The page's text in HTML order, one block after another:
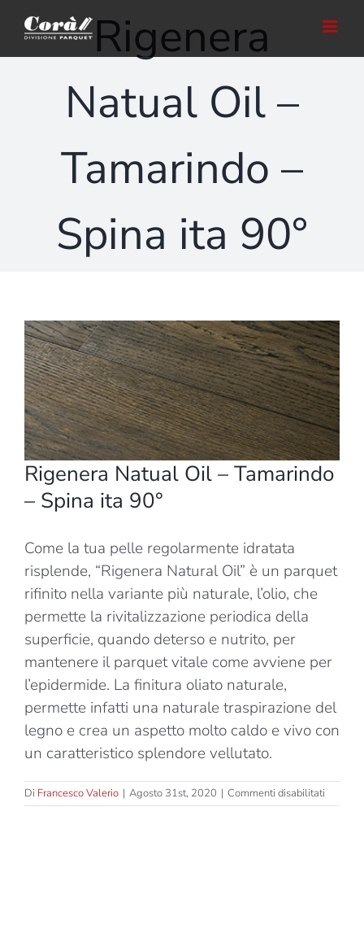
contenuto
Rigenera
Natual Oil –
Tamarindo –
Spina ita 90°
Ingrandisci
immagine
Rigenera Natual Oil – Tamarindo
– Spina ita 90°
Come la tua pelle regolarmente idratata
risplende, “Rigenera Natural Oil” è un parquet
rifinito nella variante più naturale, l’olio, che
permette la rivitalizzazione periodica della
superficie, quando deterso e nutrito, per
mantenere il parquet vitale come avviene per
l’epidermide. La finitura oliato naturale,
permette infatti una naturale traspirazione del
legno e crea un aspetto molto caldo e vivo con
un caratteristico splendore vellutato.
Di Francesco Valerio | Agosto 31st, 2020 | Commenti disabilitati